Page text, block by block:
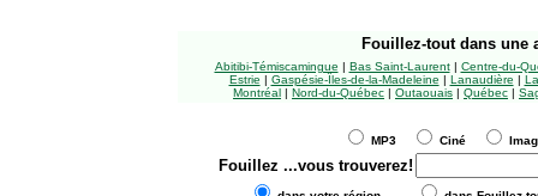
Fouillez-tout dans une
Abitibi-Témiscamingue | Bas Saint-Laurent| Centre-du-
Estrie | Gaspésie-Îles-de-la-Madeleine | Lanaudière |
Montréal | Nord-du-Québec | Outaouais | Québec |
MP3 Ciné
Fouillez ...vous trouverez!